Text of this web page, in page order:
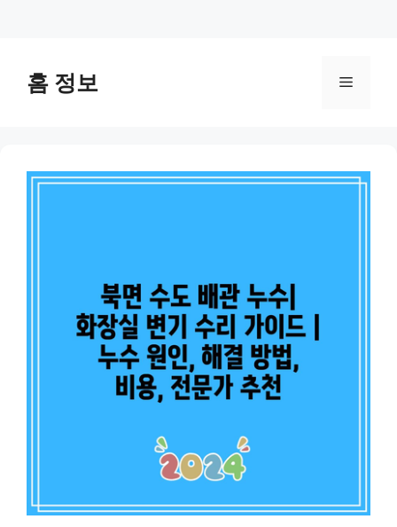
content홈 정보 Menu